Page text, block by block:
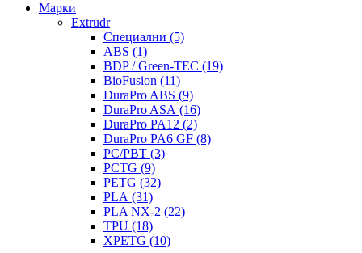
Mарки
Extrudr
Специални (5)
ABS (1)
BDP / Green-TEC (19)
BioFusion (11)
DuraPro ABS (9)
DuraPro ASA (16)
DuraPro PA12 (2)
DuraPro PA6 GF (8)
PC/PBT (3)
PCTG (9)
PETG (32)
PLA (31)
PLA NX-2 (22)
TPU (18)
XPETG (10)